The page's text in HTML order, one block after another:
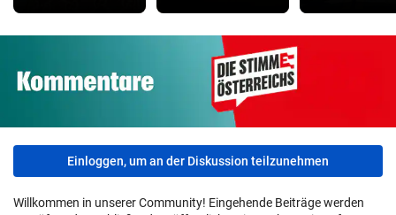
Einloggen, um an der Diskussion teilzunehmen
Willkommen in unserer Community! Eingehende Beiträge werden